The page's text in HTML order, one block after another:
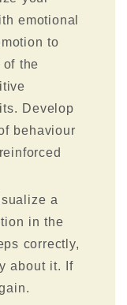
emotional
to
the
Develop
behaviour
a
in the
correctly,
about it. If